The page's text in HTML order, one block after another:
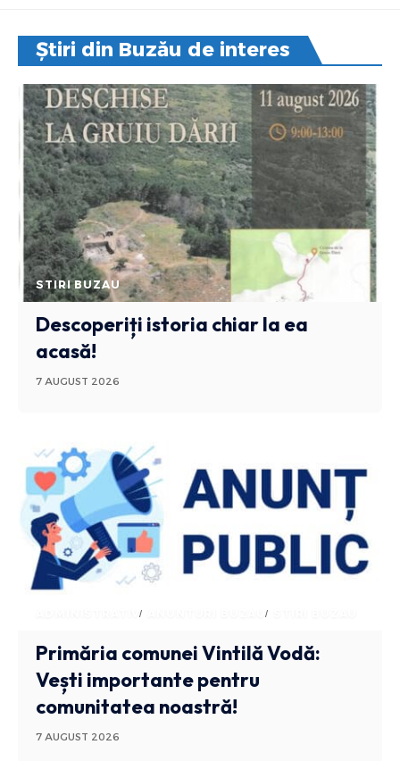
Știri din Buzău de interes
STIRI BUZAU
Descoperiți istoria chiar la ea
acasă!
7 AUGUST 2026
ADMINISTRATIV ANUNTURI BUZAU
Primăria comunei Vintilă Vodă:
Vești importante pentru
comunitatea noastră!
7 AUGUST 2026